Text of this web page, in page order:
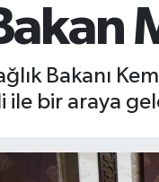
Bakanı
ile bir araya
Durumu ve Fikstür